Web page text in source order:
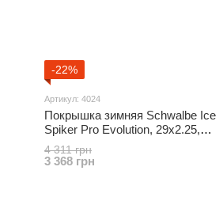
-22%
Артикул: 4024
Покрышка зимняя Schwalbe Ice
Spiker Pro Evolution, 29x2.25,
folding, 402 шипа
4 311 грн
3 368 грн